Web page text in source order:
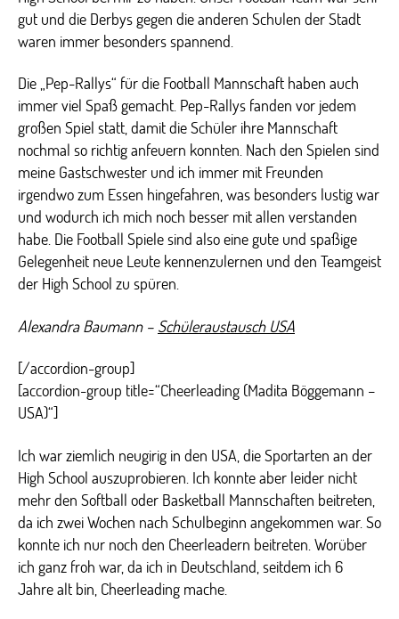
gut und die Derbys gegen die anderen Schulen der Stadt
waren immer besonders spannend.
Die „Pep-Rallys“ für die Football Mannschaft haben auch
immer viel Spaß gemacht. Pep-Rallys fanden vor jedem
großen Spiel statt, damit die Schüler ihre Mannschaft
nochmal so richtig anfeuern konnten. Nach den Spielen sind
meine Gastschwester und ich immer mit Freunden
irgendwo zum Essen hingefahren, was besonders lustig war
und wodurch ich mich noch besser mit allen verstanden
habe. Die Football Spiele sind also eine gute und spaßige
Gelegenheit neue Leute kennenzulernen und den Teamgeist
der High School zu spüren.
Alexandra Baumann – Schüleraustausch USA
[/accordion-group]
[accordion-group title=“Cheerleading (Madita Böggemann –
USA)“]
Ich war ziemlich neugirig in den USA, die Sportarten an der
High School auszuprobieren. Ich konnte aber leider nicht
mehr den Softball oder Basketball Mannschaften beitreten,
da ich zwei Wochen nach Schulbeginn angekommen war. So
konnte ich nur noch den Cheerleadern beitreten. Worüber
ich ganz froh war, da ich in Deutschland, seitdem ich 6
Jahre alt bin, Cheerleading mache.